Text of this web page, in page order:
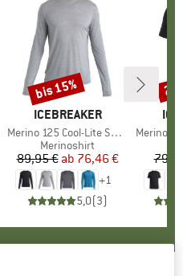
MARKE
ICEBREAKER
Artikel
Merino 125 Cool-Lite Sphere III L/S Tee
Produktgruppe
Merinoshirt
Preis
89,95 € reduzierter Preis
ab 76,46 €
+1
5,0(3)
Rabatt
bis 15%
Artikel
Merino 150